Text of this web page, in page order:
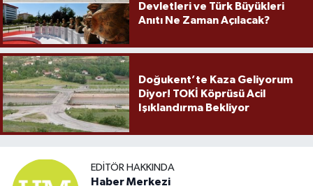
Devletleri ve Türk Büyükleri
Anıtı Ne Zaman Açılacak?
Doğukent’te Kaza Geliyorum
Diyor! TOKİ Köprüsü Acil
Işıklandırma Bekliyor
EDITÖR HAKKINDA
Haber Merkezi